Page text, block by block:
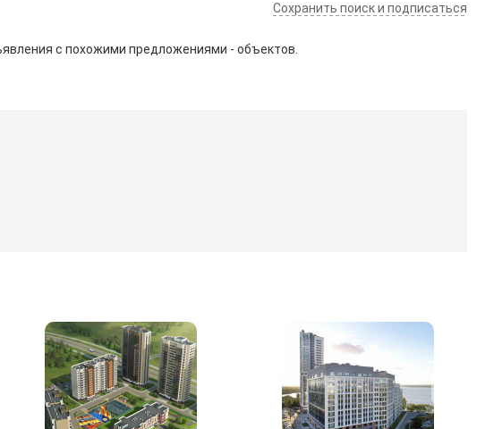
Сохранить поиск и подписаться
с похожими предложениями - объектов.